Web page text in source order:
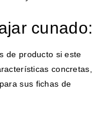
cunado:
de producto si este
concretas,
para sus fichas de